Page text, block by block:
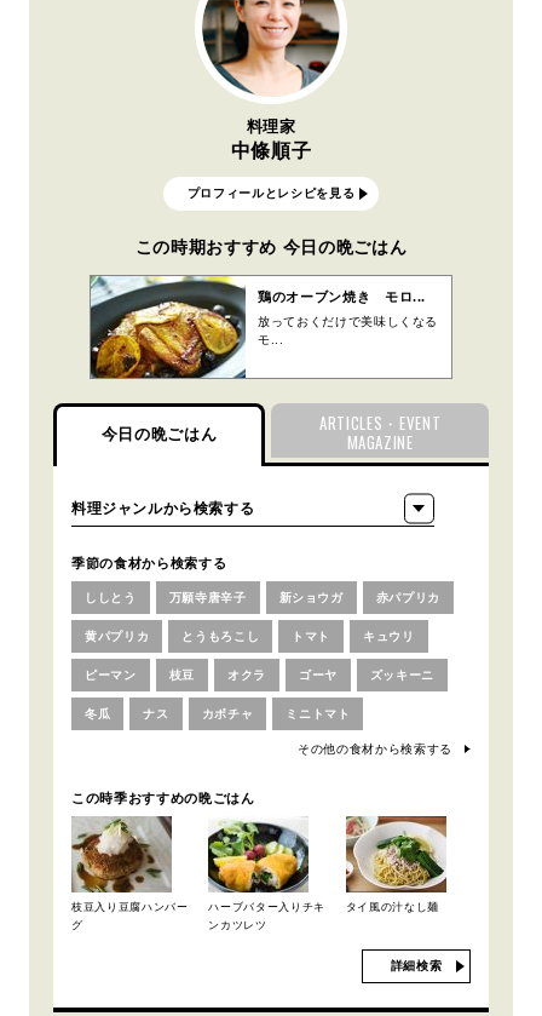
料理家
中條順子
プロフィールとレシピを見る
この時期おすすめ 今日の晩ごはん
鶏のオーブン焼き モロ...
放っておくだけで美味しくなる
モ...
今日の晩ごはん
ARTICLES・EVENT
MAGAZINE
季節の食材から検索する
ししとう 万願寺唐辛子 新ショウガ 赤パプリカ
黄パプリカ とうもろこし トマト キュウリ
ピーマン 枝豆 オクラ ゴーヤ ズッキーニ
冬瓜 ナス カボチャ ミニトマト
その他の食材から検索する
この時季おすすめの晩ごはん
枝豆入り豆腐ハンバー
グ
ハーブバター入りチキ
ンカツレツ
タイ風の汁なし麺
詳細検索